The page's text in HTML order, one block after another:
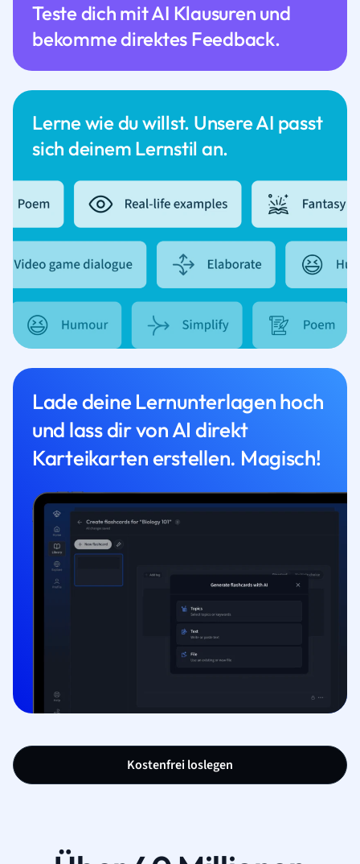
Lerne wie du willst. Unsere AI passt
sich deinem Lernstil an.
Teste dich mit AI Klausuren und
bekomme direktes Feedback.
Lade deine Lernunterlagen hoch
und lass dir von AI direkt
Karteikarten erstellen. Magisch!
Kostenfrei loslegen